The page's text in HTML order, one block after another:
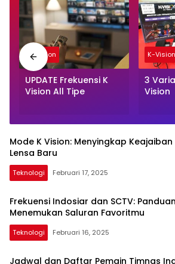
K-Vision
UPDATE Frekuensi K
Vision All Tipe
K-Vision
3
Vision
Mode K Vision: Menyingkap
Lensa Baru
Teknologi Februari 17, 2025
Frekuensi Indosiar dan SCTV:
Menemukan Saluran Favoritmu
Teknologi Februari 16, 2025
Jadwal dan Daftar Pemain Timnas